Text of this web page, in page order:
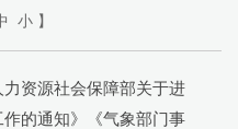
小 】
资源社会保障部关于进
的通知》《气象部门事